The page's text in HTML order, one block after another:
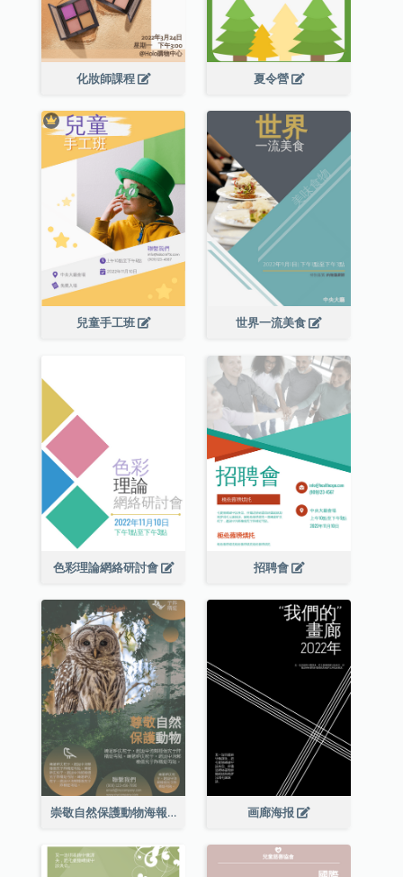
化妝師課程 夏令營
兒童手工班 世界一流美食
色彩理論網絡研討會 招聘會
崇敬自然保護動物海報 画廊海报